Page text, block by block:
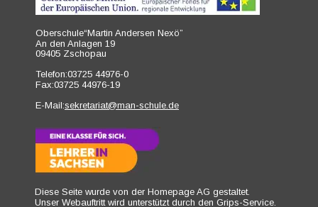
Diese Seite wurde von der Homepage AG gestaltet.
Unser Webauftritt wird unterstützt durch den Grips-Service
Oberschule“Martin Andersen Nexö”
An den Anlagen 19
09405 Zschopau
Telefon:03725 44976-0
Fax:03725 44976-19
E-Mail:sekretariat@man-schule.de